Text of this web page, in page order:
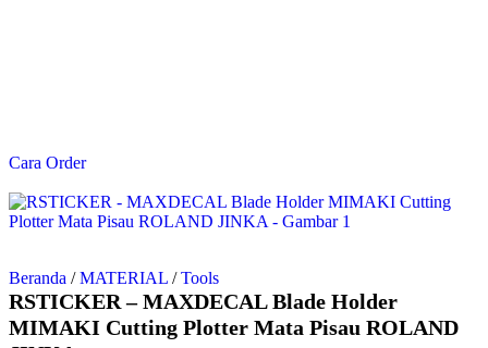
Cara Order
Beranda / MATERIAL / Tools
RSTICKER – MAXDECAL Blade Holder
MIMAKI Cutting Plotter Mata Pisau ROLAND